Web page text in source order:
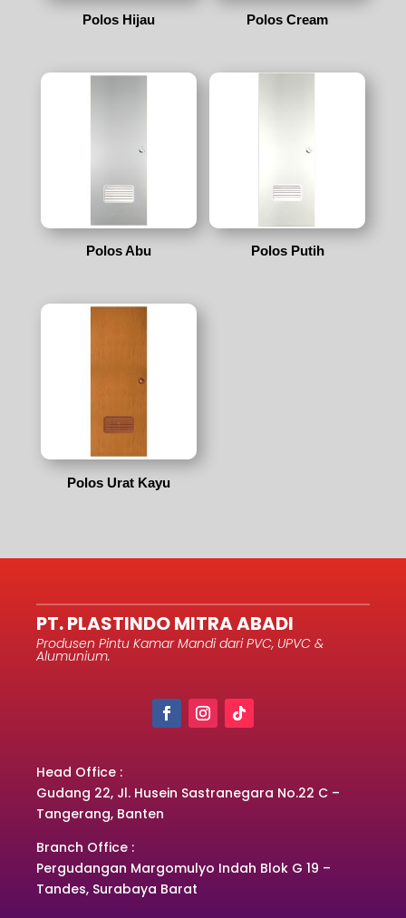
Polos Hijau Polos Cream
Polos Abu Polos Putih
Polos Urat Kayu
PT. PLASTINDO MITRA ABADI
Produsen Pintu Kamar Mandi dari PVC, UPVC &
Alumunium.
Head Office :
Gudang 22, Jl. Husein Sastranegara No.22 C –
Tangerang, Banten
Branch Office :
Pergudangan Margomulyo Indah Blok G 19 –
Tandes, Surabaya Barat